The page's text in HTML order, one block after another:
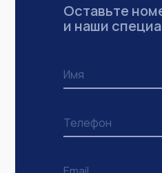
Оставьте
и наши